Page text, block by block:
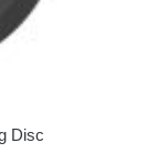
Disc